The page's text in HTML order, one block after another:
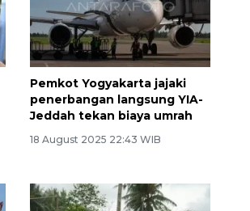
Pemkot Yogyakarta jajaki
penerbangan langsung YIA-
Jeddah tekan biaya umrah
18 August 2025 22:43 WIB